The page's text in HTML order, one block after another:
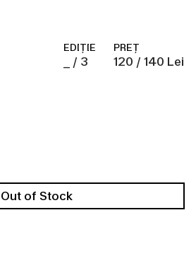
EDIȚIE
_ / 3
PREȚ
120 / 140 Lei